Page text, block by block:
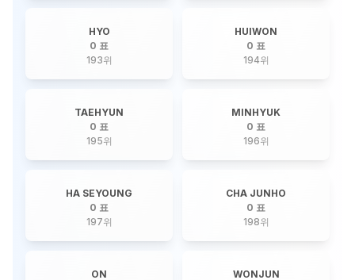
HYO
0 표
193위
HUIWON
0 표
194위
TAEHYUN
0 표
195위
MINHYUK
0 표
196위
HA SEYOUNG
0 표
197위
CHA JUNHO
0 표
198위
ON WONJUN